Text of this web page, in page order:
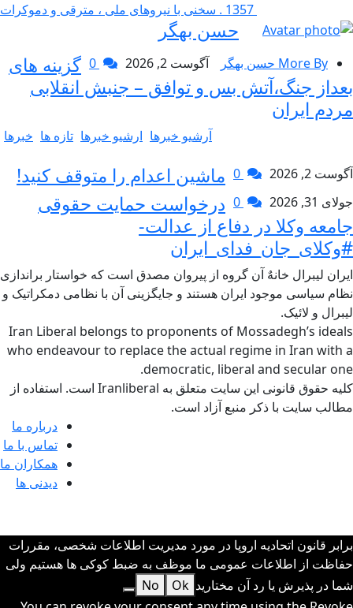
حسن بهگر
More By حسن بهگر آگوست 2, 2026
گزینه های
بعداز جنگ،آتش بس و توافق – جنبش انقلابی
مردم ایران
آرشیو خبرها ارشیو خبرها تازه ها خبرها
آگوست 2, 2026 ماشین اعدام را متوقف کنید!
جولای 31, 2026
درخواست حمایت حقوقی
جامعه وکلا در دفاع از عدالت-
#وکلای_جان_فدای_ایران
ایران لیبرال خانهٌ آن گروه از پیروان مصدق است که خواستار براندازی
نظام سیاسی موجود ایران هستند و جایگزینی آن با نظامی دمکراتیک و
لیبرال و لائیک.
Iran Liberal belongs to proponents of Mossadegh’s ideals
who endeavour to replace the actual regime in Iran with a
democratic, liberal and secular one.
کلیه حقوق قانونی این سایت متعلق به Iranliberal است. استفاده از
مطالب سایت با ذکر منبع آزاد است.
درباره ما
تماس با ما
همکاران ما
دیدنی ها
برابر قانون اتحادیه اروپا در مورد مدیریت اطلاعات شخصی، مقررات
حفاظت از اطلاعات عمومی ما موظف به ضبط کوکی ها هستیم ولی
شما در پذیرش یا رد آن مختارید Ok
No